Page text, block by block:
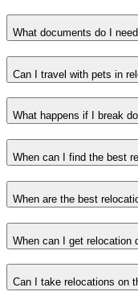
What documents do I
Can I travel with pets in
What happens if I break
When can I find the best
When are the best
When can I get relocation
Can I take relocations on